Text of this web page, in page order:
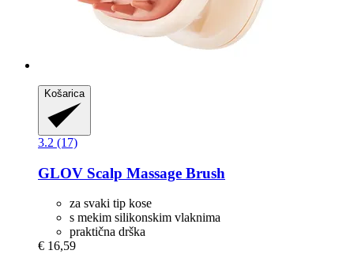
Košarica
3.2 (17)
GLOV Scalp Massage Brush
za svaki tip kose
s mekim silikonskim vlaknima
praktična drška
€ 16,59